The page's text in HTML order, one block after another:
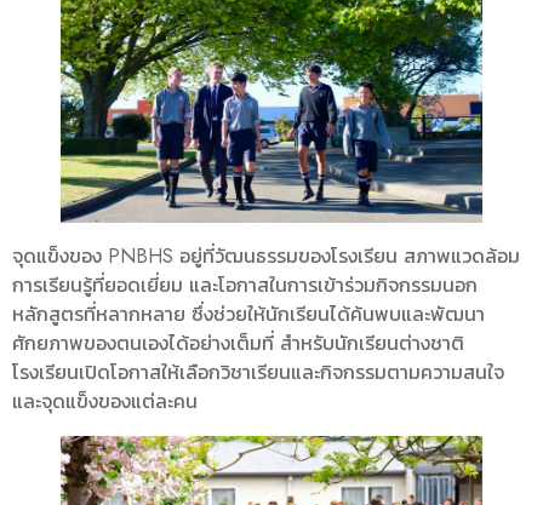
จุดแข็งของ PNBHS อยู่ที่วัฒนธรรมของโรงเรียน สภาพแวดล้อม
การเรียนรู้ที่ยอดเยี่ยม และโอกาสในการเข้าร่วมกิจกรรมนอก
หลักสูตรที่หลากหลาย ซึ่งช่วยให้นักเรียนได้ค้นพบและพัฒนา
ศักยภาพของตนเองได้อย่างเต็มที่ สำหรับนักเรียนต่างชาติ
โรงเรียนเปิดโอกาสให้เลือกวิชาเรียนและกิจกรรมตามความสนใจ
และจุดแข็งของแต่ละคน